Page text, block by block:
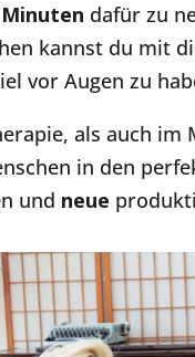
dafür zu
kannst du mit
vor Augen zu
als auch
in den
und neue